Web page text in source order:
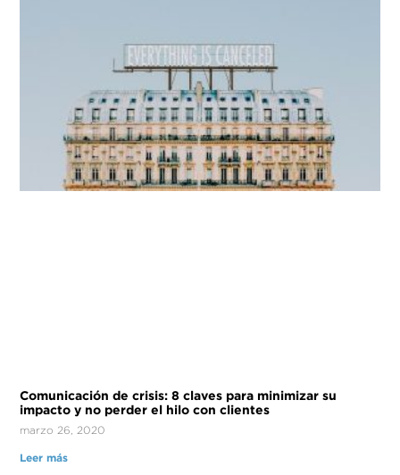
Comunicación de crisis: 8 claves para minimizar su
impacto y no perder el hilo con clientes
marzo 26, 2020
Leer más